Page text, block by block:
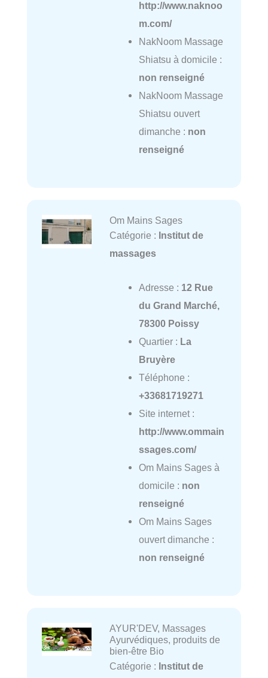
http://www.naknoo
m.com/
NakNoom Massage
Shiatsu à domicile :
non renseigné
NakNoom Massage
Shiatsu ouvert
dimanche : non
renseigné
Om Mains Sages
Catégorie : Institut de
massages
Adresse : 12 Rue
du Grand Marché,
78300 Poissy
Quartier : La
Bruyère
Téléphone :
+33681719271
Site internet :
http://www.ommain
ssages.com/
Om Mains Sages à
domicile : non
renseigné
Om Mains Sages
ouvert dimanche :
non renseigné
AYUR'DEV, Massages
Ayurvédiques, produits de
bien-être Bio
Catégorie : Institut de